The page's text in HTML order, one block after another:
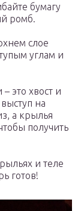
бумагу
ромб.
слое
углам и
это хвост и
на
а крылья
получить
и теле
готов!